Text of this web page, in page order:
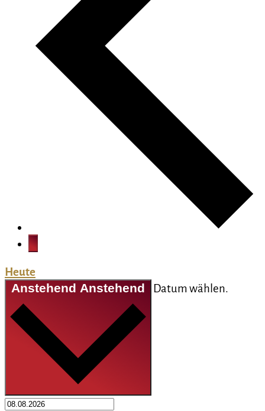
Heute
Anstehend Anstehend Datum wählen.